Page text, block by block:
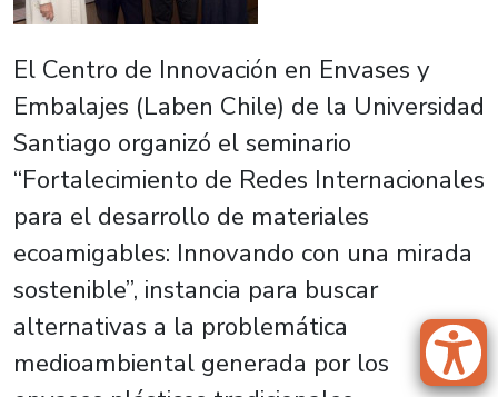
El Centro de Innovación en Envases y
Embalajes (Laben Chile) de la Universidad
Santiago organizó el seminario
“Fortalecimiento de Redes Internacionales
para el desarrollo de materiales
ecoamigables: Innovando con una mirada
sostenible”, instancia para buscar
alternativas a la problemática
medioambiental generada por los